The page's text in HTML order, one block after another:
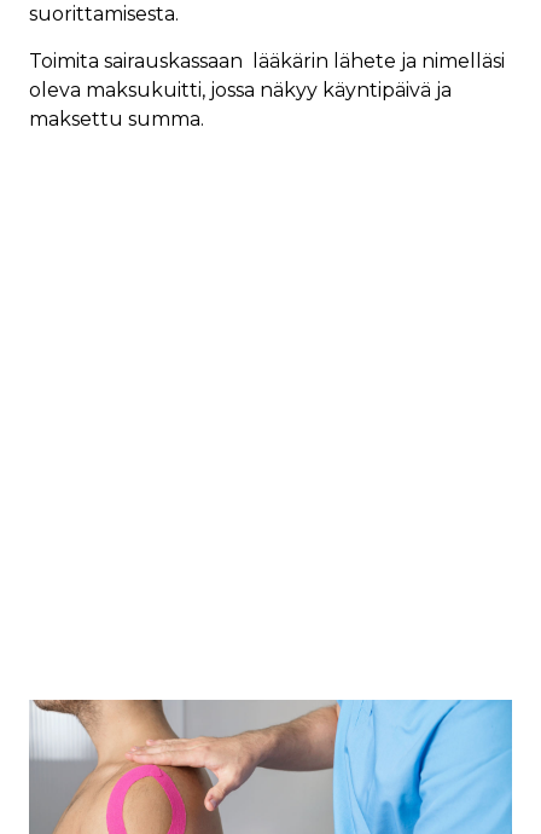
suorittamisesta.
Toimita sairauskassaan lääkärin lähete ja nimelläsi
oleva maksukuitti, jossa näkyy käyntipäivä ja
maksettu summa.